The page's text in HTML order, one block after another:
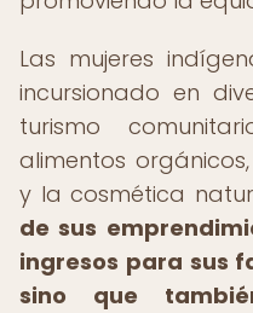
Las mujeres
incursionado en
turismo
alimentos
y la cosmética
de sus
ingresos para sus
sino que